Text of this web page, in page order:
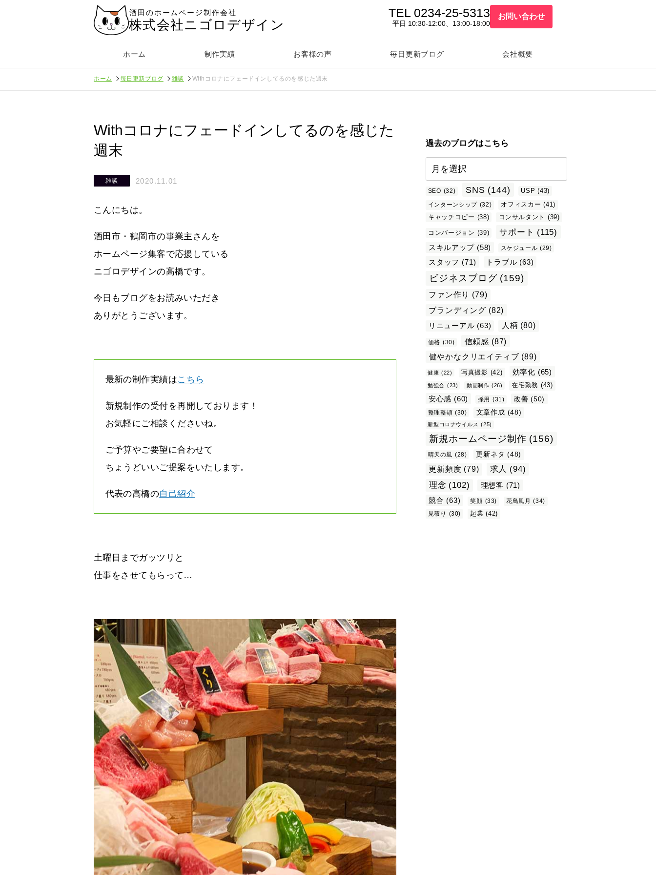
酒田のホームページ制作会社
株式会社ニゴロデザイン
TEL 0234-25-5313
平日 10:30-12:00、13:00-18:00
お問い合わせ
ホーム 制作実績 お客様の声 毎日更新ブログ 会社概要
ホーム 毎日更新ブログ 雑談 Withコロナにフェードインしてるのを感じた週末
Withコロナにフェードインしてるのを感じた
週末
雑談 2020.11.01
こんにちは。
酒田市・鶴岡市の事業主さんを
ホームページ集客で応援している
ニゴロデザインの高橋です。
今日もブログをお読みいただき
ありがとうございます。
最新の制作実績はこちら
新規制作の受付を再開しております！
お気軽にご相談くださいね。
ご予算やご要望に合わせて
ちょうどいいご提案をいたします。
代表の高橋の自己紹介
土曜日までガッツリと
仕事をさせてもらって…
過去のブログはこちら
SEO (32) SNS (144) USP (43)
インターンシップ (32) オフィスカー (41)
キャッチコピー (38) コンサルタント (39)
コンバージョン (39) サポート (115)
スキルアップ (58) スケジュール (29)
スタッフ (71) トラブル (63)
ビジネスブログ (159)
ファン作り
(79)
ブランディング (82)
リニューアル (63) 人柄 (80)
価格 (30) 信頼感 (87)
健やかなクリエイティブ (89)
健康 (22) 写真撮影 (42) 効率化 (65)
勉強会 (23) 動画制作 (26) 在宅勤務 (43)
安心感 (60) 採用 (31) 改善 (50)
整理整頓 (30) 文章作成 (48)
新型コロナウイルス (25)
新規ホームページ制作 (156)
晴天の風 (28) 更新ネタ (48)
更新頻度 (79) 求人 (94)
理念 (102) 理想客 (71)
競合 (63) 笑顔 (33) 花鳥風月 (34)
見積り
(30) 起業 (42)